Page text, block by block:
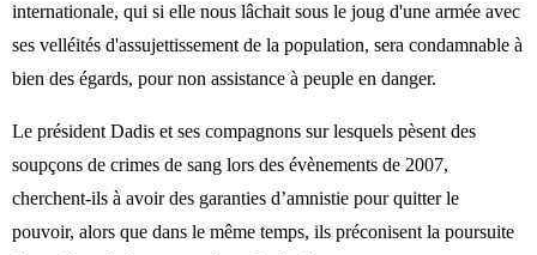
internationale, qui si elle nous lâchait sous le joug d'une armée avec
ses velléités d'assujettissement de la population, sera condamnable à
bien des égards, pour non assistance à peuple en danger.
Le président Dadis et ses compagnons sur lesquels pèsent des
soupçons de crimes de sang lors des évènements de 2007,
cherchent-ils à avoir des garanties d’amnistie pour quitter le
pouvoir, alors que dans le même temps, ils préconisent la poursuite